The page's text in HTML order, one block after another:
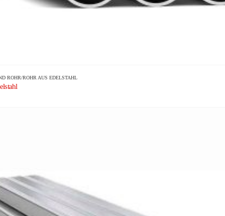
ROHR/ROHR AUS EDELSTAHL